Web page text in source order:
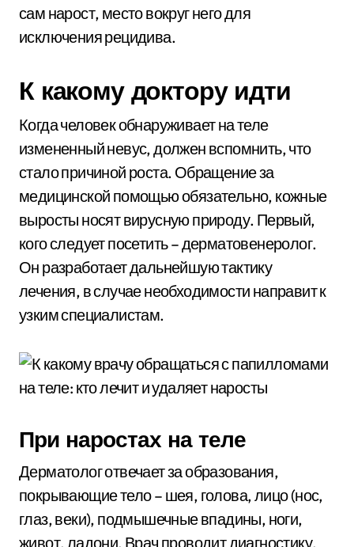
сам нарост, место вокруг него для
исключения рецидива.
К какому доктору идти
Когда человек обнаруживает на теле
измененный невус, должен вспомнить, что
стало причиной роста. Обращение за
медицинской помощью обязательно, кожные
выросты носят вирусную природу. Первый,
кого следует посетить – дерматовенеролог.
Он разработает дальнейшую тактику
лечения, в случае необходимости направит к
узким специалистам.
При наростах на теле
Дерматолог отвечает за образования,
покрывающие тело – шея, голова, лицо (нос,
глаз, веки), подмышечные впадины, ноги,
живот, ладони. Врач проводит диагностику,